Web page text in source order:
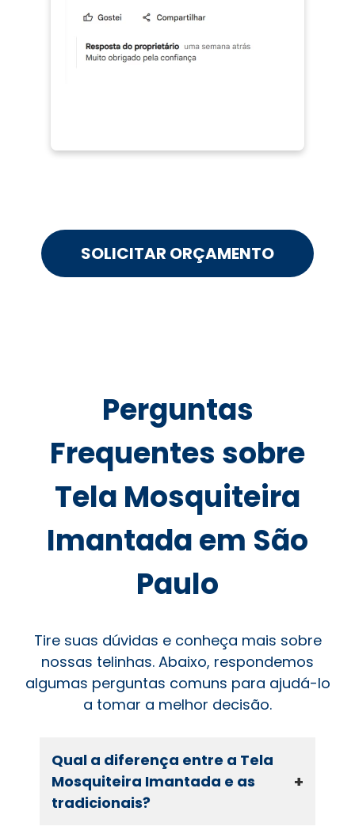
SOLICITAR ORÇAMENTO
Perguntas
Frequentes sobre
Tela Mosquiteira
Imantada em São
Paulo
Tire suas dúvidas e conheça mais sobre
nossas telinhas. Abaixo, respondemos
algumas perguntas comuns para ajudá-lo
a tomar a melhor decisão.
Qual a diferença entre a Tela
Mosquiteira Imantada e as
tradicionais?
+